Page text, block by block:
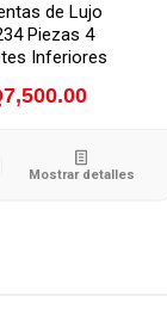
de Lujo
Piezas 4
Inferiores
7,500.00El
actual
es:
Mostrar detalles